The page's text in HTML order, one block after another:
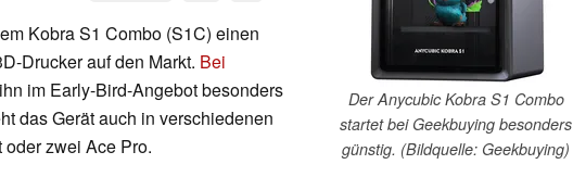
Der Anycubic Kobra S1 Combo
startet bei Geekbuying besonders
günstig. (Bildquelle: Geekbuying)
Kobra S1 Combo (S1C) einen
Drucker auf den Markt. Bei
im Early-Bird-Angebot besonders
das Gerät auch in verschiedenen
zwei Ace Pro.